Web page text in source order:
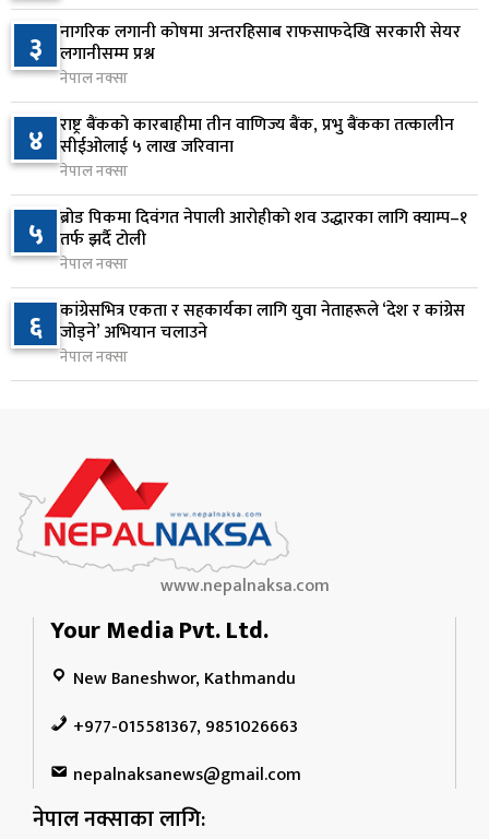
७
निम्सदाइसहित चार पर्वतारोहीको शव बेस क्याम्पमा
ल्याइयो
१ दिन अघि
८
सुनसरी र सिरहाका घटनाका पीडितलाई राहत र उपचार
दिने सरकारको निर्णय
१ दिन अघि
९
कृषि क्षेत्रलाई आत्मनिर्भर बनाउने लक्ष्यसहित राष्ट्रिय कृषि
नीति २०८३ जारी
१ दिन अघि
१० नेपाल टेलिकमले बक्यौता महसुलमा जरिवाना छुट दिने
१ दिन अघि
३ नागरिक लगानी कोषमा अन्तरहिसाब राफसाफदेखि सरकारी सेयर
लगानीसम्म प्रश्न
नेपाल नक्सा
४ राष्ट्र बैंकको कारबाहीमा तीन वाणिज्य बैंक, प्रभु बैंकका तत्कालीन
सीईओलाई ५ लाख जरिवाना
नेपाल नक्सा
५ ब्रोड पिकमा दिवंगत नेपाली आरोहीको शव उद्धारका लागि क्याम्प–१
तर्फ झर्दै टोली
नेपाल नक्सा
६ कांग्रेसभित्र एकता र सहकार्यका लागि युवा नेताहरूले ‘देश र कांग्रेस
जोड्ने’ अभियान चलाउने
नेपाल नक्सा
www.nepalnaksa.com
Your Media Pvt. Ltd.
New Baneshwor, Kathmandu
+977-015581367, 9851026663
nepalnaksanews@gmail.com
नेपाल नक्साका लागि: